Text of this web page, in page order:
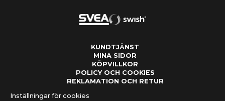
KUNDTJÄNST
MINA SIDOR
KÖPVILLKOR
POLICY OCH COOKIES
REKLAMATION OCH RETUR
Inställningar för cookies